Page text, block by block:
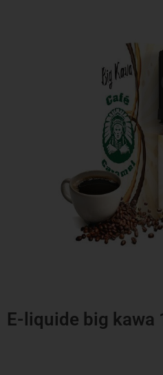
E-liquide big kawa